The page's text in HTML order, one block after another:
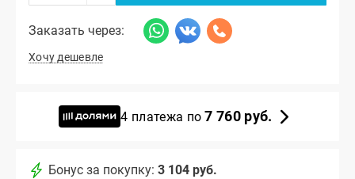
Заказать через:
Хочу дешевле
4 платежа по7 760 руб.
Бонус за покупку: 3 104 руб.